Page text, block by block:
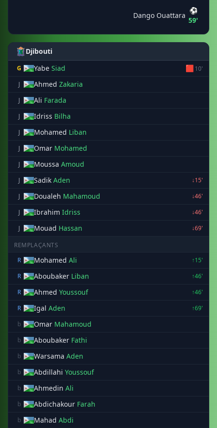
Dango Ouattara
⚽
59'
Djibouti
G Yabe Siad 🟥10'
J
Ahmed Zakaria
J Ali Farada
J Idriss Bilha
J Mohamed Liban
J Omar Mohamed
J Moussa Amoud
J Sadik Aden
↓15'
J
Doualeh Mahamoud
↓46'
J
Ibrahim Idriss
↓46'
J
Mouad Hassan ↓69'
REMPLAÇANTS
R
Mohamed Ali
↑15'
R
Aboubaker Liban
↑46'
R
Ahmed Youssouf
↑46'
R
Igal Aden
↑69'
b
Omar Mahamoud
b Aboubaker Fathi
b Warsama Aden
b Abdillahi Youssouf
b Ahmedin Ali
b Abdichakour Farah
b Mahad Abdi